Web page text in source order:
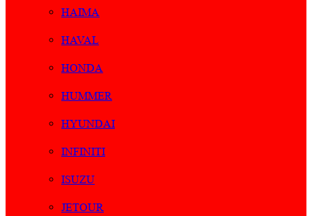
HAIMA
HAVAL
HONDA
HUMMER
HYUNDAI
INFINITI
ISUZU
JETOUR